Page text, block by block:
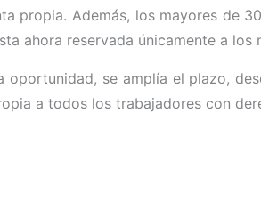
propia. Además, los mayores de
ahora reservada únicamente a los
se amplía el plazo,
a todos los trabajadores con